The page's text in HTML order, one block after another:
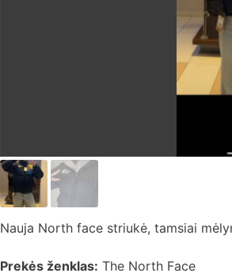
Nauja North face striukė, tamsiai
Prekės ženklas: The North Face